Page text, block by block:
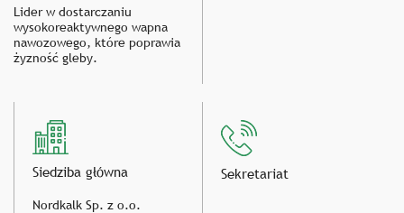
Lider w dostarczaniu
wysokoreaktywnego wapna
nawozowego, które poprawia
żyzność gleby.
Siedziba główna
Nordkalk Sp. z o.o.
Sekretariat